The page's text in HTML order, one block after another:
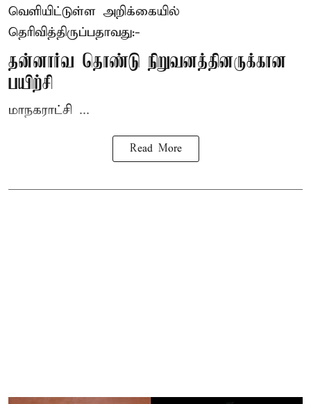
வெளியிட்டுள்ள அறிக்கையில்
தெரிவித்திருப்பதாவது:-
தன்னார்வ தொண்டு நிறுவனத்தினருக்கான
பயிற்சி
மாநகராட்சி ...
Read More